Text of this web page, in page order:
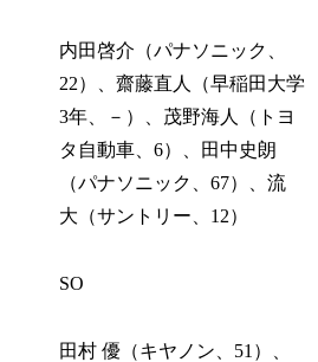
内田啓介（パナソニック、
22）、齋藤直人（早稲田大学
3年、－）、茂野海人（トヨ
タ自動車、6）、田中史朗
（パナソニック、67）、流
大（サントリー、12）
SO
田村 優（キヤノン、51）、